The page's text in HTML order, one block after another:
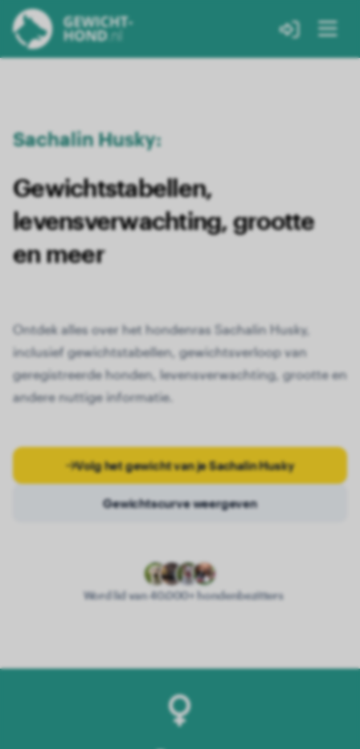
Sachalin Husky:
Gewichtstabellen,
levensverwachting, grootte
en meer
Ontdek alles over het hondenras Sachalin Husky,
inclusief gewichtstabellen, gewichtsverloop van
geregistreerde honden, levensverwachting, grootte en
andere nuttige informatie.
Volg het gewicht van je Sachalin Husky
Gewichtscurve weergeven
Word lid van 40.000+ hondenbezitters